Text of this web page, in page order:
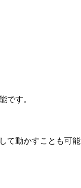
です。
て動かすことも可能